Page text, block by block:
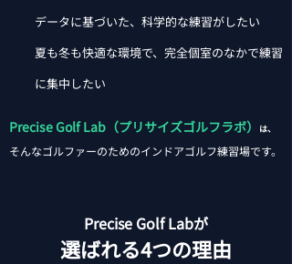
データに基づいた、科学的な練習がしたい
夏も冬も快適な環境で、完全個室のなかで練習
に集中したい
Precise Golf Lab（プリサイズゴルフラボ） は、
そんなゴルファーのためのインドアゴルフ練習場です。
Precise Golf Labが
選ばれる4つの理由